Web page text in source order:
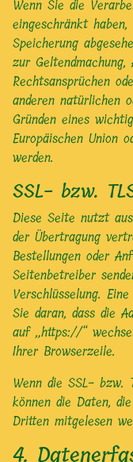
Wenn Sie die
eingeschränkt
Speicherung
zur
Rechtsansprüchen
anderen natürlichen
Gründen eines
Europäischen Union
werden.
SSL- bzw.
Diese Seite nutzt
der Übertragung
Bestellungen oder
Seitenbetreiber
Verschlüsselung.
Sie daran, dass die
auf „https://“
Ihrer Browserzeile.
Wenn die SSL- bzw.
können die Daten,
Dritten mitgelesen
4.